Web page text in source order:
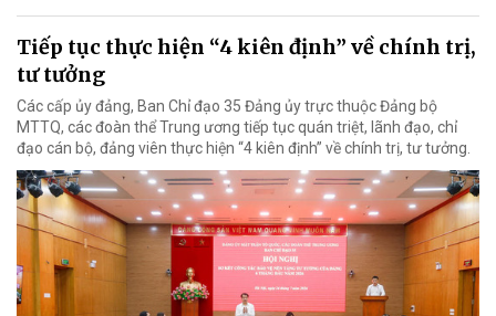
Tiếp tục thực hiện “4 kiên định” về chính trị,
tư tưởng
Các cấp ủy đảng, Ban Chỉ đạo 35 Đảng ủy trực thuộc Đảng bộ
MTTQ, các đoàn thể Trung ương tiếp tục quán triệt, lãnh đạo, chỉ
đạo cán bộ, đảng viên thực hiện “4 kiên định” về chính trị, tư tưởng.